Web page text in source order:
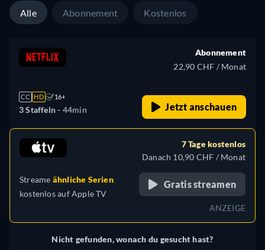
Alle Abonnement Kostenlos
CC HD 16+
3 Staffeln - 44min
Abonnement
22,90 CHF / Monat
Jetzt anschauen
Streame ähnliche Serien
kostenlos aufApple TV
7 Tage kostenlos
Danach 10,90 CHF / Monat
Gratis streamen
ANZEIGE
Nicht gefunden, wonach du gesucht hast?